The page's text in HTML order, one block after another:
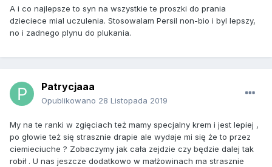
A i co najlepsze to syn na wszystkie te proszki do prania
dzieciece mial uczulenia. Stosowalam Persil non-bio i byl lepszy,
no i zadnego plynu do plukania.
Patrycjaaa
Opublikowano 28 Listopada 2019
My na te ranki w zgięciach też mamy specjalny krem i jest lepiej ,
po głowie też się strasznie drapie ale wydaje mi się że to przez
ciemieciuche ? Zobaczymy jak cała zejdzie czy będzie dalej tak
robił . U nas jeszcze dodatkowo w małżowinach ma strasznie